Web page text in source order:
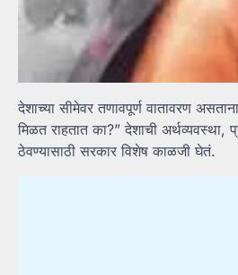
देशाच्या सीमेवर तणावपूर्ण वातावरण
मिळत राहतात का?” देशाची अर्थव्यवस्था,
ठेवण्यासाठी सरकार विशेष काळजी घेतं.